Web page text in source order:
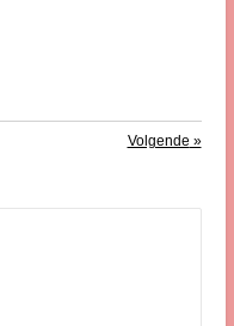
Volgende »